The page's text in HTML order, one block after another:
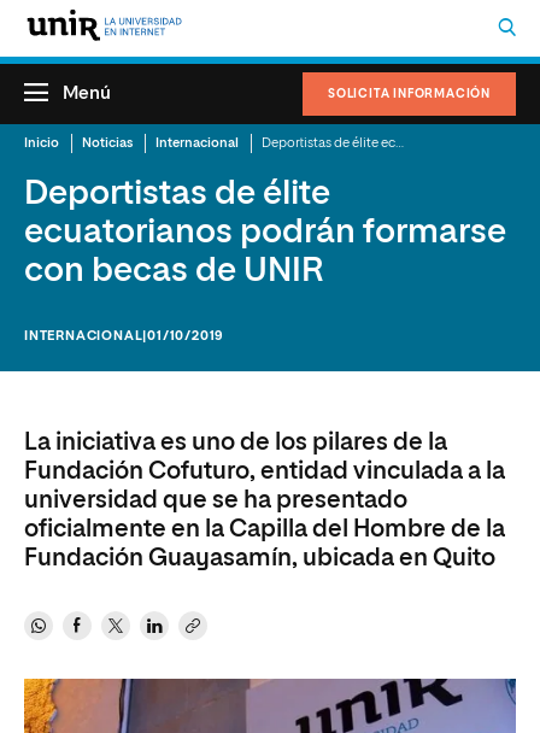
SOLICITA INFORMACIÓN
Menú
Inicio Noticias Internacional
Deportistas de élite
ecuatorianos podrán formarse
con becas de UNIR
INTERNACIONAL |01/10/2019
La iniciativa es uno de los pilares de la
Fundación Cofuturo, entidad vinculada a la
universidad que se ha presentado
oficialmente en la Capilla del Hombre de la
Fundación Guayasamín, ubicada en Quito